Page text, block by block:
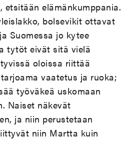
etsitään elämänkumppania.
bolsevikit ottavat
Suomessa jo kytee
tytöt eivät sitä vielä
oloissa riittää
vaatetus ja ruoka;
työväkeä uskomaan
Naiset näkevät
ja niin perustetaan
niin Martta kuin